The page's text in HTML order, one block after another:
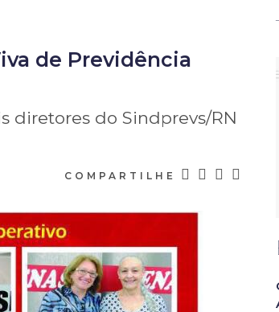
de Previdência
diretores do Sindprevs/RN
COMPARTILHE